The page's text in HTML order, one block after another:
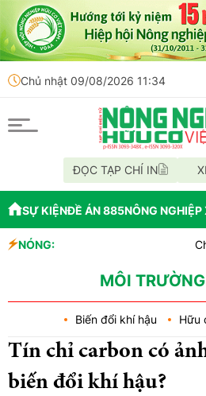
Chủ nhật 09/08/2026 11:34
ĐỌC TẠP CHÍ IN
SỰ KIỆNĐỀ ÁN 885NÔNG NGHIỆP
NÓNG:
Chỉ đạo xử
Lâm Đồng:
MÔI
Biến đổi khí hậu Hữu
Tín chỉ carbon có
biến đổi khí hậu?